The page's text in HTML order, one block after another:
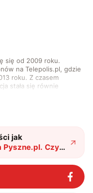
się od 2009 roku.
na Telepolis.pl, gdzie
roku. Z czasem
stała się równie
też inny sprzęt
i opisuję ruchy
Poziom
o tym, że robię
lat moje teksty
roku jestem związany z
redaktora
z zawodowym,
jak
Pyszne.pl. Czy
rozwiązania?"?